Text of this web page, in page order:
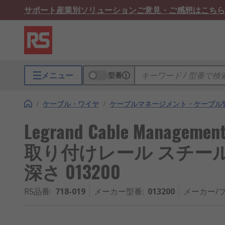
サポート産業別ソリューションご意見・ご感想はこちら
メニュー 型番
/ ケーブル・ワイヤ / ケーブルマネージメント・ケーブル
Legrand Cable
取り付けレール スチー
深さ 013200
RS品番: 718-019 メーカー型番: 013200 メーカー/